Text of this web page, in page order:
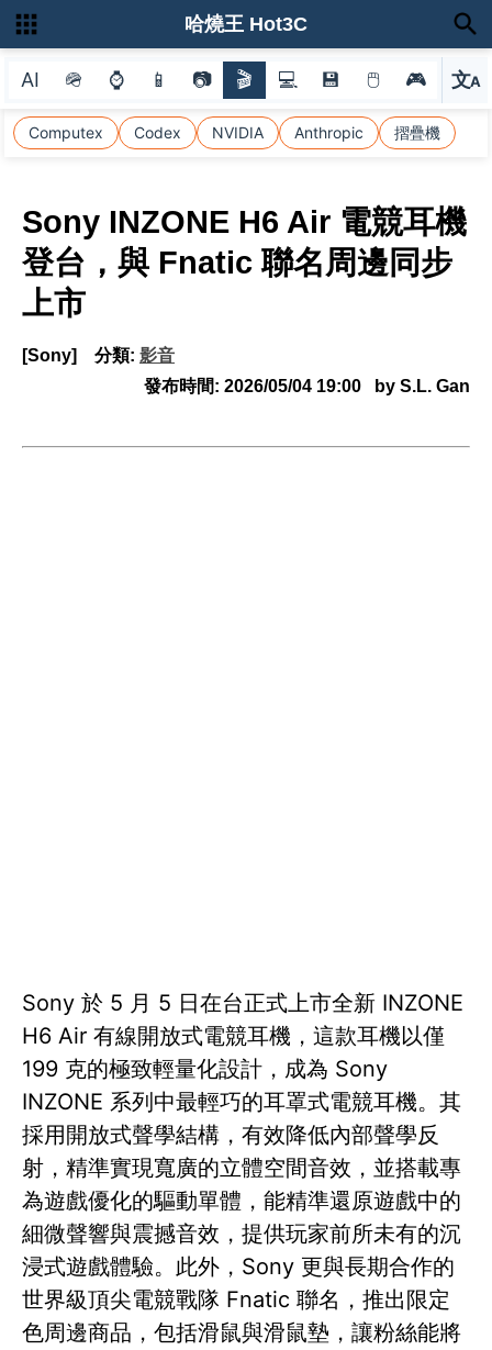
AI 🪖 ⌚ 📱 📷 🎬 💻 💾 🖱 🎮 文A
選
Computex Codex NVIDIA Anthropic 摺疊機
哈燒王 Hot3C
Sony INZONE H6 Air 電競耳機
登台，與 Fnatic 聯名周邊同步
上市
[Sony] 分類: 影音
發布時間: 2026/05/04 19:00 by S.L. Gan
Sony 於 5 月 5 日在台正式上市全新 INZONE
H6 Air 有線開放式電競耳機，這款耳機以僅
199 克的極致輕量化設計，成為 Sony
INZONE 系列中最輕巧的耳罩式電競耳機。其
採用開放式聲學結構，有效降低內部聲學反
射，精準實現寬廣的立體空間音效，並搭載專
為遊戲優化的驅動單體，能精準還原遊戲中的
細微聲響與震撼音效，提供玩家前所未有的沉
浸式遊戲體驗。此外，Sony 更與長期合作的
世界級頂尖電競戰隊 Fnatic 聯名，推出限定
色周邊商品，包括滑鼠與滑鼠墊，讓粉絲能將